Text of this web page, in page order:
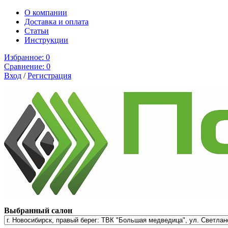
О компании
Доставка и оплата
Cтатьи
Инструкции
Избранное: 0
Сравнение: 0
Вход /Регистрация
Выбранный салон